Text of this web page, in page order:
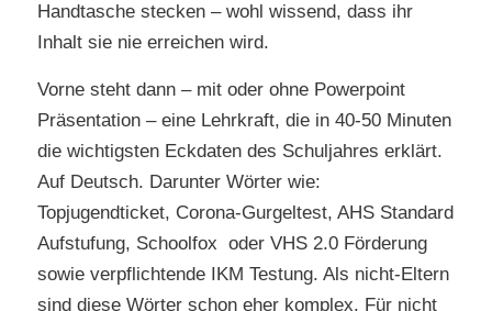
Handtasche stecken – wohl wissend, dass ihr
Inhalt sie nie erreichen wird.
Vorne steht dann – mit oder ohne Powerpoint
Präsentation – eine Lehrkraft, die in 40-50 Minuten
die wichtigsten Eckdaten des Schuljahres erklärt.
Auf Deutsch. Darunter Wörter wie:
Topjugendticket, Corona-Gurgeltest, AHS Standard
Aufstufung, Schoolfox oder VHS 2.0 Förderung
sowie verpflichtende IKM Testung. Als nicht-Eltern
sind diese Wörter schon eher komplex. Für nicht